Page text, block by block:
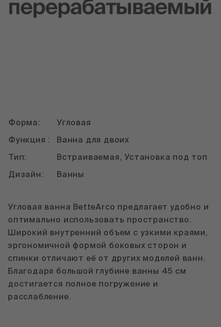
Форма: Угловая
Функция : Ванна для двоих
Тип: Встраиваемая, Установка под топ
Дизайн: Ванны
Угловая ванна BetteArco предлагает удобно и
оптимально использовать пространство.
Широкий внутренний объем с узкими краями,
эргономичной формой боковых сторон и
спинки отличают её от других моделей ванн.
Благодаря большой глубине ванны 45 см
достигается полное погружение и
расслабление.